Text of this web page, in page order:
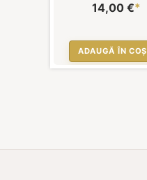
14,00 €*
ADAUGĂ ÎN COȘ